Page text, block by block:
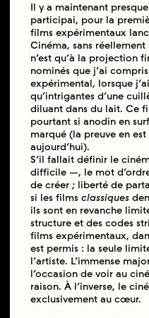
Il y a maintenant
participai, pour la
films expérimentaux
Cinéma, sans
n’est qu’à la projection
nominés que j’ai
expérimental, lorsque
qu’intrigantes d’une
diluant dans du lait. Ce
pourtant si anodin en
marqué (la preuve en
aujourd’hui).
S’il fallait définir le
difficile —, le mot
de créer ; liberté de
si les films classiques
ils sont en revanche
structure et des codes
films expérimentaux,
est permis : la seule
l’artiste. L’immense
l’occasion de voir au
raison. À l’inverse, le
exclusivement au cœur.